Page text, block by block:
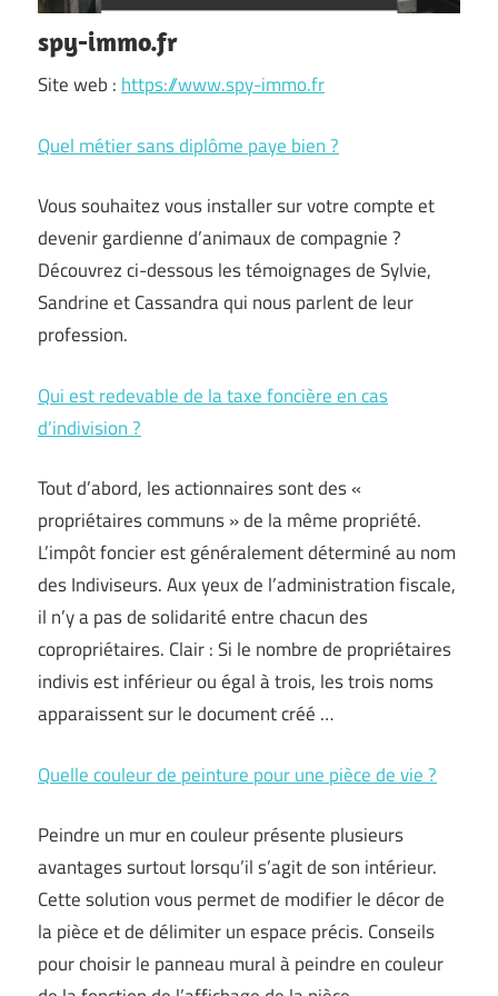
spy-immo.fr
Site web :https://www.spy-immo.fr
Quel métier sans diplôme paye bien ?
Vous souhaitez vous installer sur votre compte et
devenir gardienne d’animaux de compagnie ?
Découvrez ci-dessous les témoignages de Sylvie,
Sandrine et Cassandra qui nous parlent de leur
profession.
Qui est redevable de la taxe foncière en cas
d’indivision ?
Tout d’abord, les actionnaires sont des «
propriétaires communs » de la même propriété.
L’impôt foncier est généralement déterminé au nom
des Indiviseurs. Aux yeux de l’administration fiscale,
il n’y a pas de solidarité entre chacun des
copropriétaires. Clair : Si le nombre de propriétaires
indivis est inférieur ou égal à trois, les trois noms
apparaissent sur le document créé …
Quelle couleur de peinture pour une pièce de vie ?
Peindre un mur en couleur présente plusieurs
avantages surtout lorsqu’il s’agit de son intérieur.
Cette solution vous permet de modifier le décor de
la pièce et de délimiter un espace précis. Conseils
pour choisir le panneau mural à peindre en couleur